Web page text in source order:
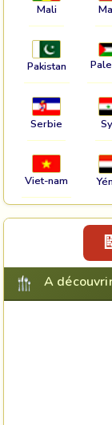
Mali
Pakistan
Serbie
Viet-nam
A